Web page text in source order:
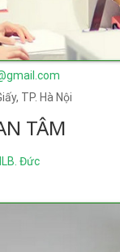
TP. Hà Nội
TÂM
Đức